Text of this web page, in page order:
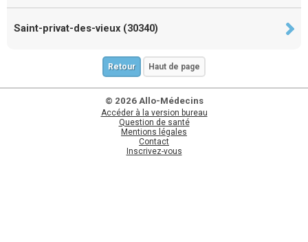
Saint-privat-des-vieux (30340)
Retour Haut de page
© 2026 Allo-Médecins
Accéder à la version bureau
Question de santé
Mentions légales
Contact
Inscrivez-vous